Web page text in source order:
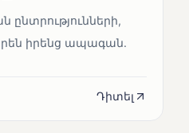
ընտրությունների,
իրենց ապագան.
Դիտել